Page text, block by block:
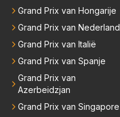
Grand Prix van Hongarije
Grand Prix van Nederland
Grand Prix van Italië
Grand Prix van Spanje
Grand Prix van
Azerbeidzjan
Grand Prix van Singapore